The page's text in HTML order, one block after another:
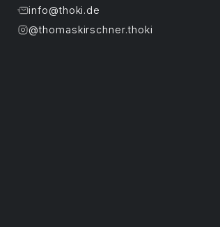
info@thoki.de
@thomaskirschner.thoki